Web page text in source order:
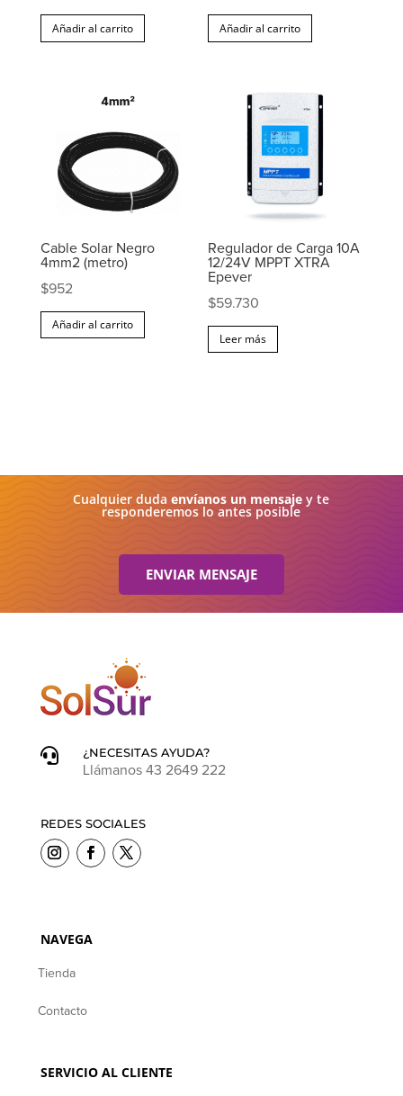
Añadir al carrito Añadir al carrito
Cable Solar Negro
4mm2 (metro)
$952
Añadir al carrito
Regulador de Carga 10A
12/24V MPPT XTRA
Epever
$59.730
Leer más
Cualquier dudaenvíanos un mensaje y te
responderemos lo antes posible
ENVIAR MENSAJE

¿NECESITAS AYUDA?
Llámanos 43 2649 222
REDES SOCIALES
NAVEGA
Tienda
Contacto
SERVICIO AL CLIENTE